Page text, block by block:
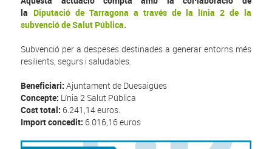
la Diputació de Tarragona a través de la línia 2 de la
subvenció de Salut Pública.
Subvenció per a despeses destinades a generar entorns més
resilients, segurs i saludables.
Beneficiari: Ajuntament de Duesaigües
Concepte: Línia 2 Salut Pública
Cost total: 6.241,14 euros.
Import concedit: 6.016,16 euros